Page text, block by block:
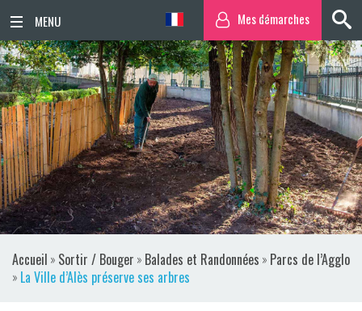
ACCUEIL
ACTUALITÉS
AGENDA
TERRITOIRE
VIE QUOTIDIENNE
SORTIR / BOUGER
Mes démarches
Accueil » Sortir / Bouger » Balades et Randonnées » Parcs de l’Agglo
» La Ville d’Alès préserve ses arbres